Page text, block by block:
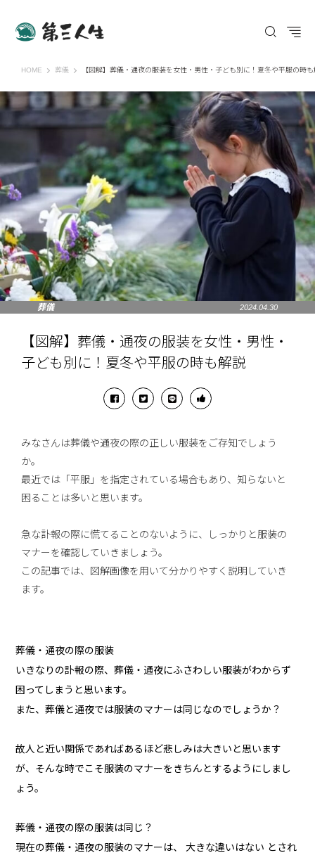
HOME 第三人生 〜寄り道の歩き方〜
葬儀 【図解】葬儀・通夜の服装を女性・男性・子ども別に！夏冬や平服の時
葬儀 2024.04.30
【図解】葬儀・通夜の服装を女性・男性・
子ども別に！夏冬や平服の時も解説
みなさんは葬儀や通夜の際の正しい服装をご存知でしょう
か。
最近では「平服」を指定されている場合もあり、知らないと
困ることは多いと思います。
急な訃報の際に慌てることのないように、しっかりと服装の
マナーを確認していきましょう。
この記事では、図解画像を用いて分かりやすく説明していき
ます。
葬儀・通夜の際の服装
いきなりの訃報の際、葬儀・通夜にふさわしい服装がわからず
困ってしまうと思います。
また、葬儀と通夜では服装のマナーは同じなのでしょうか？
故人と近い関係であればあるほど悲しみは大きいと思います
が、そんな時でこそ服装のマナーをきちんとするようにしまし
ょう。
葬儀・通夜の際の服装は同じ？
現在の葬儀・通夜の服装のマナーは、 大きな違いはない とされ